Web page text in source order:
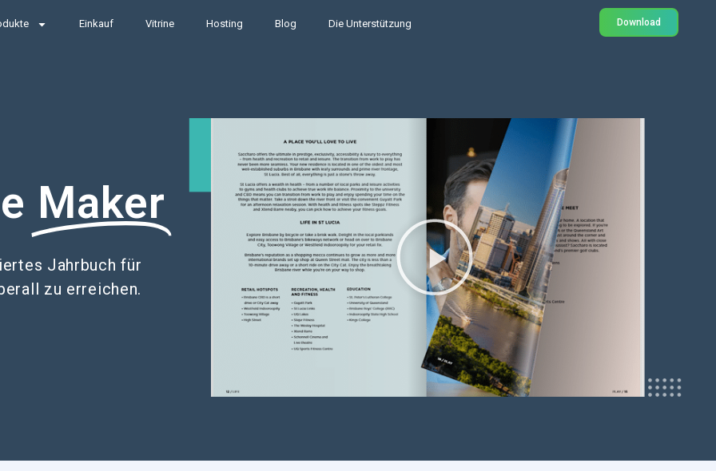
Einkauf Vitrine Hosting Blog Die Unterstützung Download
Maker
Jahrbuch für
zu erreichen.